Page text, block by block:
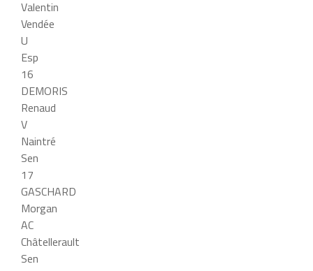
Valentin
Vendée
U
Esp
16
DEMORIS
Renaud
V
Naintré
Sen
17
GASCHARD
Morgan
AC
Châtellerault
Sen